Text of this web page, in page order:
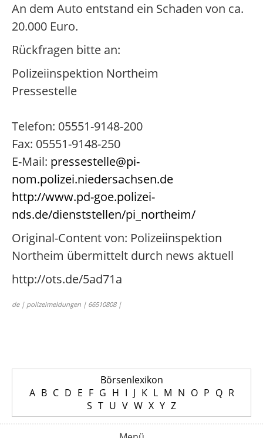
An dem Auto entstand ein Schaden von ca.
20.000 Euro.
Rückfragen bitte an:
Polizeiinspektion Northeim
Pressestelle
Telefon: 05551-9148-200
Fax: 05551-9148-250
E-Mail: pressestelle@pi-
nom.polizei.niedersachsen.de
http://www.pd-goe.polizei-
nds.de/dienststellen/pi_northeim/
Original-Content von: Polizeiinspektion
Northeim übermittelt durch news aktuell
http://ots.de/5ad71a
de | polizeimeldungen | 66510808 |
Börsenlexikon
A B C D E F G H I J K L M N O P Q R
S T U V W X Y Z